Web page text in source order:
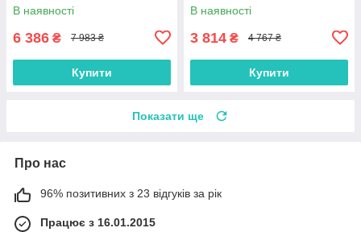
В наявності
6 386 ₴ 7 983 ₴
Купити
В наявності
3 814 ₴ 4 767 ₴
Купити
Показати ще
Про нас
96% позитивних з 23 відгуків за рік
Працює з 16.01.2015